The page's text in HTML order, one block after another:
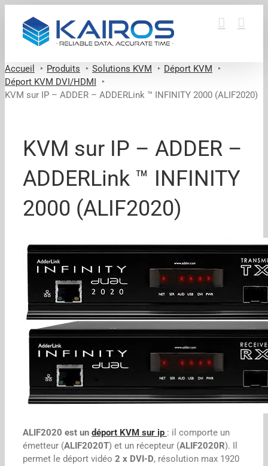
contenu
Accueil Produits Solutions KVM
Déport KVM
Déport KVM DVI/HDMI
KVM sur IP – ADDER – ADDERLink ™ INFINITY 2000 (ALIF2020)
KVM sur IP – ADDER –
ADDERLink ™ INFINITY
2000 (ALIF2020)
ALIF2020 est un déport KVM sur ip : il comporte un
émetteur (ALIF2020T) et un récepteur (ALIF2020R). Il
permet le déport vidéo 2 x DVI-D, résolution max 1920